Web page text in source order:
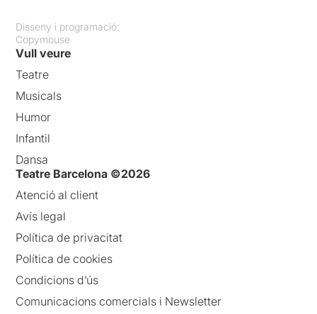
Disseny i programació:
Copymouse
Vull veure
Teatre
Musicals
Humor
Infantil
Dansa
Teatre Barcelona ©2026
Atenció al client
Avís legal
Política de privacitat
Política de cookies
Condicions d’ús
Comunicacions comercials i Newsletter